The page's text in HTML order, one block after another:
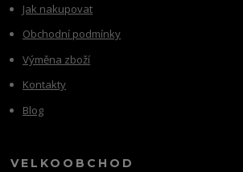
Jak nakupovat
Obchodní podmínky
Výměna zboží
Kontakty
Blog
VELKOOBCHOD